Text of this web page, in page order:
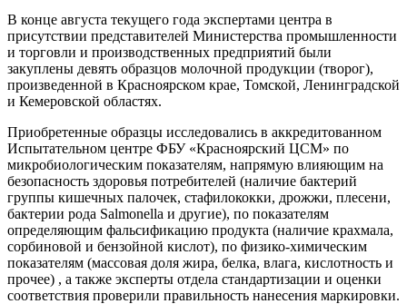
В конце августа текущего года экспертами центра в
присутствии представителей Министерства промышленности
и торговли и производственных предприятий были
закуплены девять образцов молочной продукции (творог),
произведенной в Красноярском крае, Томской, Ленинградской
и Кемеровской областях.
Приобретенные образцы исследовались в аккредитованном
Испытательном центре ФБУ «Красноярский ЦСМ» по
микробиологическим показателям, напрямую влияющим на
безопасность здоровья потребителей (наличие бактерий
группы кишечных палочек, стафилококки, дрожжи, плесени,
бактерии рода Salmonella и другие), по показателям
определяющим фальсификацию продукта (наличие крахмала,
сорбиновой и бензойной кислот), по физико-химическим
показателям (массовая доля жира, белка, влага, кислотность и
прочее) , а также эксперты отдела стандартизации и оценки
соответствия проверили правильность нанесения маркировки.